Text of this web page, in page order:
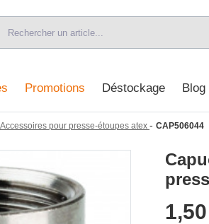
Promotions Déstockage Blog
Accessoires pour presse-étoupes atex - CAP506044